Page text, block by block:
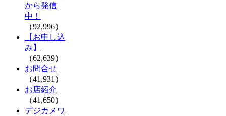
から発信
中！
（92,996）
【お申し込
み】
（62,639）
お問合せ
（41,931）
お店紹介
（41,650）
デジカメワ